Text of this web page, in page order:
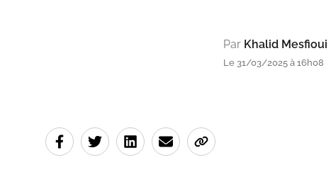
Par Khalid Mesfioui
Le 31/03/2025 à 16h08